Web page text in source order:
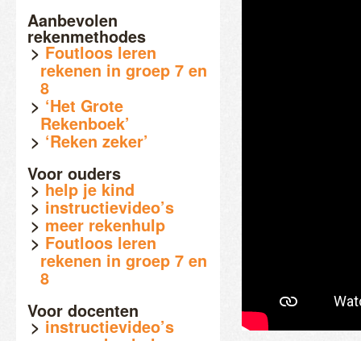
Aanbevolen
rekenmethodes
Foutloos leren
rekenen in groep 7 en
8
‘Het Grote
Rekenboek’
‘Reken zeker’
Voor ouders
help je kind
instructievideo’s
meer rekenhulp
Foutloos leren
rekenen in groep 7 en
8
Voor docenten
instructievideo’s